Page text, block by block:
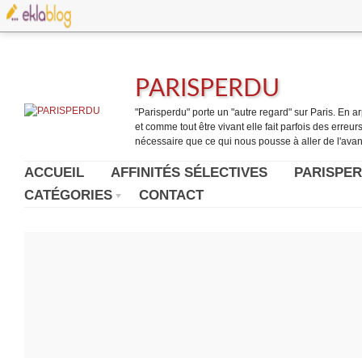
PARISPERDU
"Parisperdu" porte un "autre regard" sur Paris. En
et comme tout être vivant elle fait parfois des
nécessaire que ce qui nous pousse à aller de
ACCUEIL AFFINITÉS SÉLECTIVES
CATÉGORIES
CONTACT